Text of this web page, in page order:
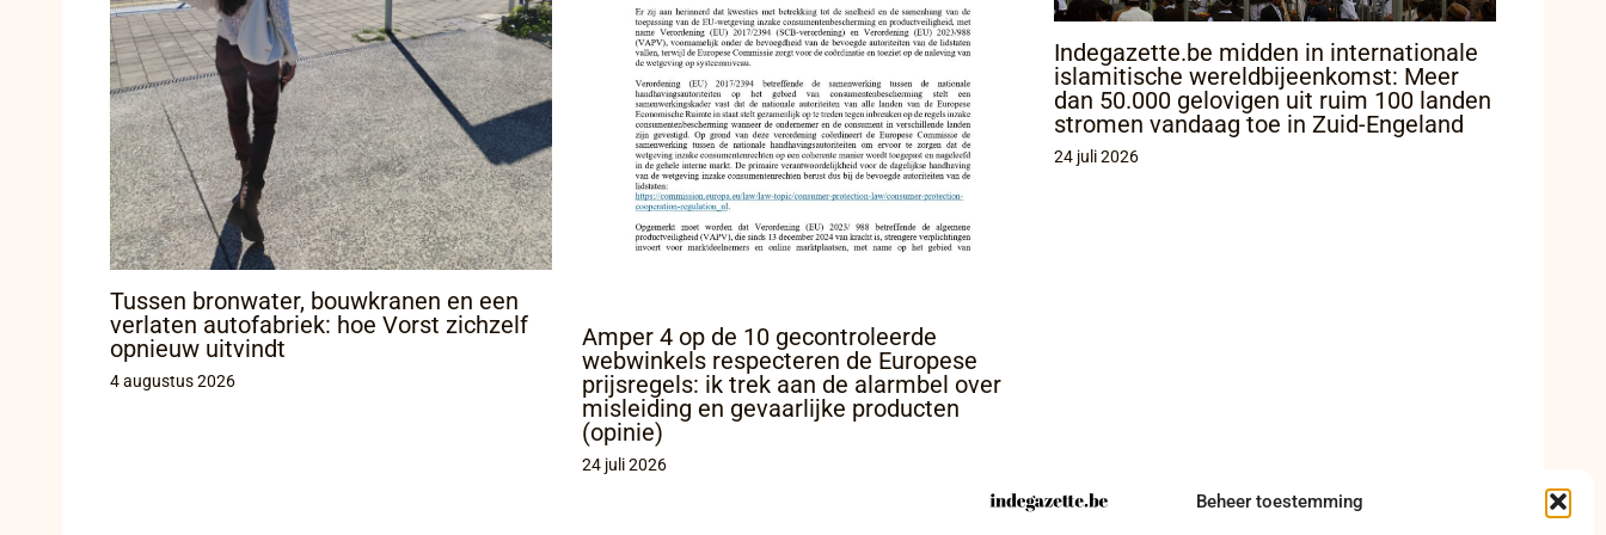
Beheer toestemming
Tussen bronwater, bouwkranen en een
verlaten autofabriek: hoe Vorst zichzelf
opnieuw uitvindt
4 augustus 2026
Amper 4 op de 10 gecontroleerde
webwinkels respecteren de Europese
prijsregels: ik trek aan de alarmbel over
misleiding en gevaarlijke producten
(opinie)
24 juli 2026
Indegazette.be midden in internationale
islamitische wereldbijeenkomst: Meer
dan 50.000 gelovigen uit ruim 100 landen
stromen vandaag toe in Zuid-Engeland
24 juli 2026